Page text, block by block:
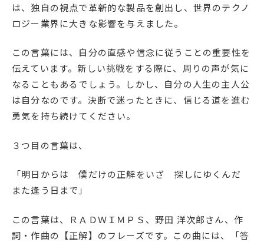
は、独自の視点で革新的な製品を創出し、世界のテクノ
ロジー業界に大きな影響を与えました。
この言葉には、自分の直感や信念に従うことの重要性を
伝えています。新しい挑戦をする際に、周りの声が気に
なることもあるでしょう。しかし、自分の人生の主人公
は自分なのです。決断で迷ったときに、信じる道を進む
勇気を持ち続けてください。
３つ目の言葉は、
「明日からは 僕だけの正解をいざ 探しにゆくんだ
また逢う日まで」
この言葉は、ＲＡＤＷＩＭＰＳ、野田 洋次郎さん、作
詞・作曲の【正解】のフレーズです。この曲には、「答